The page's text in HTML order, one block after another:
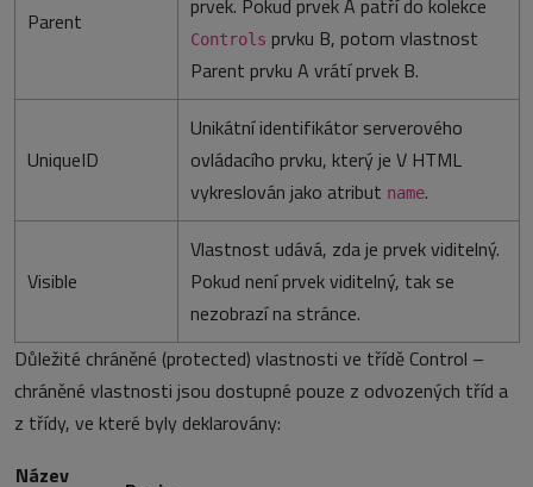
Parent
prvek. Pokud prvek A patří do kolekce
Controls prvku B, potom vlastnost
Parent prvku A vrátí prvek B.
UniqueID
Unikátní identifikátor serverového
ovládacího prvku, který je V HTML
vykreslován jako atribut name.
Visible
Vlastnost udává, zda je prvek viditelný.
Pokud není prvek viditelný, tak se
nezobrazí na stránce.
Důležité chráněné (protected) vlastnosti ve třídě Control –
chráněné vlastnosti jsou dostupné pouze z odvozených tříd a
z třídy, ve které byly deklarovány:
Název